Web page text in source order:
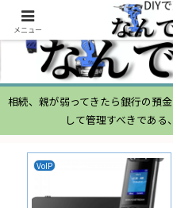
相続、親が弱ってきたら銀行の預
して管理すべきである
VoIP
メニュー